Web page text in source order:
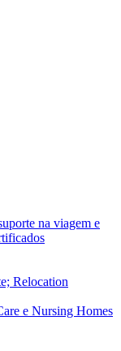
na viagem e
Relocation
e Nursing Homes